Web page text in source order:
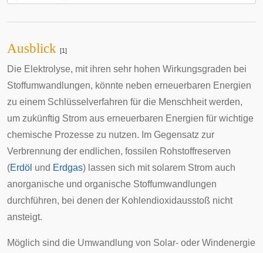
Ausblick [1]
Die Elektrolyse, mit ihren sehr hohen Wirkungsgraden bei
Stoffumwandlungen, könnte neben erneuerbaren Energien
zu einem Schlüsselverfahren für die Menschheit werden,
um zukünftig Strom aus erneuerbaren Energien für wichtige
chemische Prozesse zu nutzen. Im Gegensatz zur
Verbrennung der endlichen, fossilen Rohstoffreserven
(Erdöl und Erdgas) lassen sich mit solarem Strom auch
anorganische und organische Stoffumwandlungen
durchführen, bei denen der Kohlendioxidausstoß nicht
ansteigt.
Möglich sind die Umwandlung von Solar- oder Windenergie